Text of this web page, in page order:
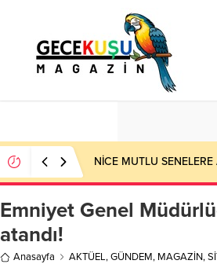
NİCE MUTLU
Emniyet Genel
atandı!
Anasayfa AKTÜEL,GÜNDEM, MAGAZİN,